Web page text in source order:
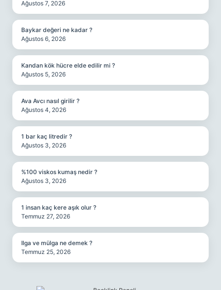
Ağustos 7, 2026
Baykar değeri ne kadar ?
Ağustos 6, 2026
Kandan kök hücre elde edilir mi ?
Ağustos 5, 2026
Ava Avcı nasıl girilir ?
Ağustos 4, 2026
1 bar kaç litredir ?
Ağustos 3, 2026
%100 viskos kumaş nedir ?
Ağustos 3, 2026
1 insan kaç kere aşık olur ?
Temmuz 27, 2026
Ilga ve mülga ne demek ?
Temmuz 25, 2026